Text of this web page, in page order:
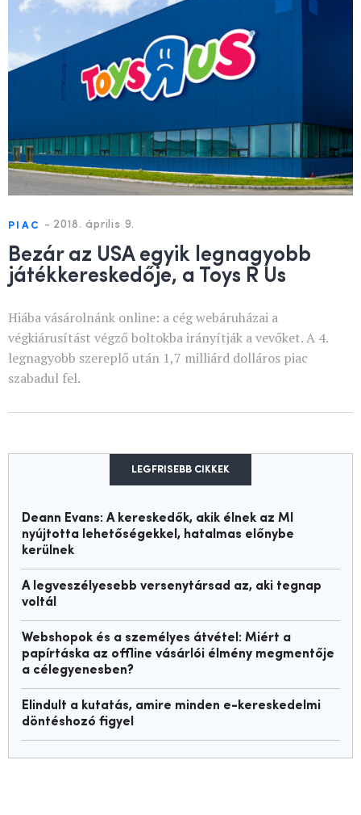
PIAC - 2018. április 9.
Bezár az USA egyik legnagyobb
játékkereskedője, a Toys R Us
Hiába vásárolnánk online: a cég webáruházai a
végkiárusítást végző boltokba irányítják a vevőket. A 4.
legnagyobb szereplő után 1,7 milliárd dolláros piac
szabadul fel.
LEGFRISEBB CIKKEK
Deann Evans: A kereskedők, akik élnek az MI
nyújtotta lehetőségekkel, hatalmas előnybe
kerülnek
A legveszélyesebb versenytársad az, aki tegnap
voltál
Webshopok és a személyes átvétel: Miért a
papírtáska az offline vásárlói élmény megmentője
a célegyenesben?
Elindult a kutatás, amire minden e-kereskedelmi
döntéshozó figyel